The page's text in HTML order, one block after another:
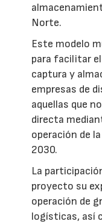
Norte.
Este modelo
para facilitar el
captura y
empresas de
aquellas que
directa
operación de
2030.
La
proyecto su
operación de
logísticas, así